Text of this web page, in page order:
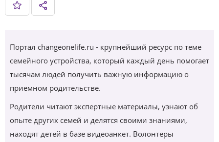
Портал changeonelife.ru - крупнейший ресурс по теме
семейного устройства, который каждый день помогает
тысячам людей получить важную информацию о
приемном родительстве.
Родители читают экспертные материалы, узнают об
опыте других семей и делятся своими знаниями,
находят детей в базе видеоанкет. Волонтеры